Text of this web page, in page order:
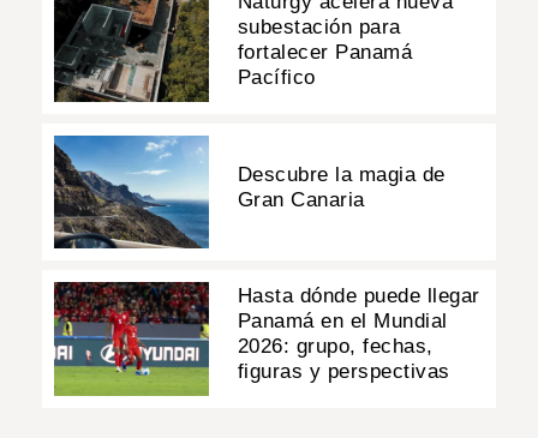
subestación para
fortalecer Panamá
Pacífico
Descubre la magia de
Gran Canaria
Hasta dónde puede llegar
Panamá en el Mundial
2026: grupo, fechas,
figuras y perspectivas